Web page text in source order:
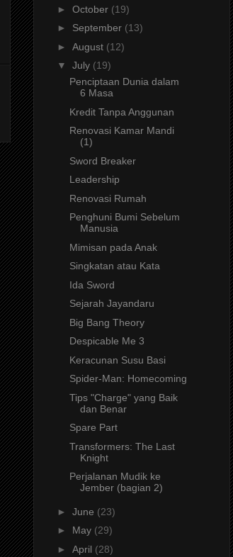
► October (19)
► September (13)
► August (12)
▼ July (19)
Penciptaan Dunia dalam
6 Masa
Kredit Tanpa Anggunan
Renovasi Kamar Mandi
(1)
Sword Breaker
Leadership
Renovasi Rumah
Penghuni Bumi Sebelum
Manusia
Mimisan pada Anak
Singkatan atau Kata
Ida Sword
Sejarah Jayandaru
Big Bang Theory
Despicable Me 3
Keracunan Susu Basi
Spider-Man: Homecoming
Tips "Charge" yang Baik
dan Benar
Spare Part
Transformers: The Last
Knight
Perjalanan Mudik ke
Jember (bagian 2)
► June (23)
► May (29)
► April (28)